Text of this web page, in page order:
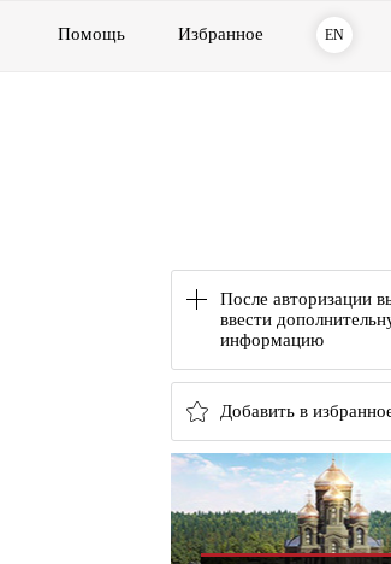
Помощь Избранное EN
После авторизации
ввести
информацию
Добавить в